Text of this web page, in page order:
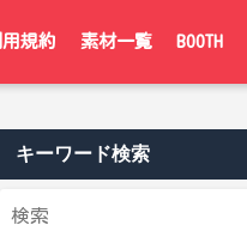
規約 素材一覧 BOOTH
キーワード検索